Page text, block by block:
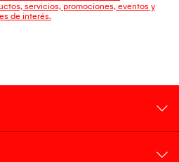
servicios, promociones, eventos y
de interés.